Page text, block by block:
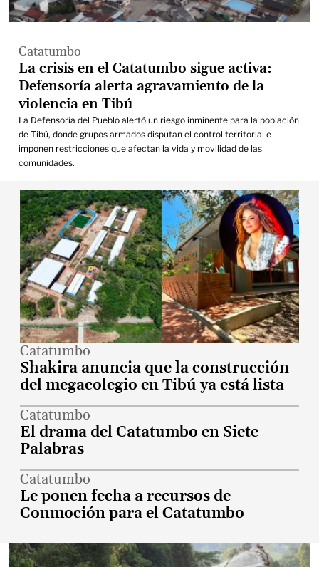
Catatumbo
Shakira anuncia que la construcción
del megacolegio en Tibú ya está lista
Catatumbo
El drama del Catatumbo en Siete
Palabras
Catatumbo
Le ponen fecha a recursos de
Conmoción para el Catatumbo
Catatumbo
La crisis en el Catatumbo sigue activa:
Defensoría alerta agravamiento de la
violencia en Tibú
La Defensoría del Pueblo alertó un riesgo inminente para la población
de Tibú, donde grupos armados disputan el control territorial e
imponen restricciones que afectan la vida y movilidad de las
comunidades.